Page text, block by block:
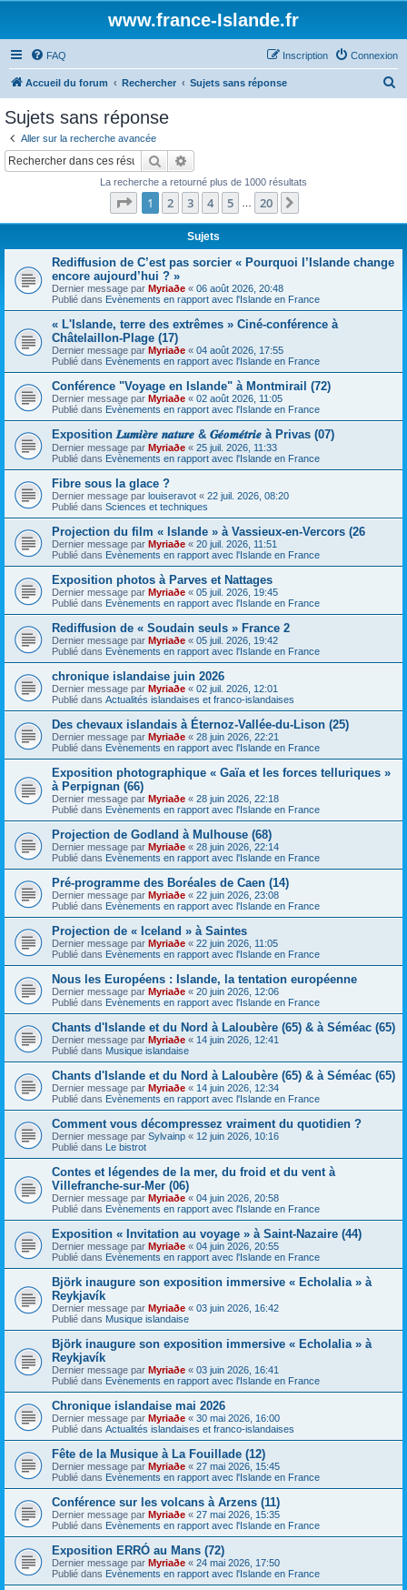
www.france-Islande.fr
FAQ Connexion
Inscription
Accueil du forum Rechercher Sujets sans réponse
Sujets sans réponse
Aller sur la recherche avancée
Rechercher
La recherche a retourné plus de 1000 résultats
Page 1sur20
1 2 3 4 5 20
Sujets
Rediffusion de C’est pas sorcier « Pourquoi l’Islande change
encore aujourd’hui ? »
Dernier message par Myriaðe « 06 août 2026, 20:48
Publié dans Evènements en rapport avec l'Islande en France
« L'Islande, terre des extrêmes » Ciné-conférence à
Châtelaillon-Plage (17)
Dernier message par Myriaðe « 04 août 2026, 17:55
Publié dans Evènements en rapport avec l'Islande en France
Conférence "Voyage en Islande" à Montmirail (72)
Dernier message par Myriaðe « 02 août 2026, 11:05
Publié dans Evènements en rapport avec l'Islande en France
Exposition 𝑳𝒖𝒎𝒊𝒆̀𝒓𝒆 𝒏𝒂𝒕𝒖𝒓𝒆 & 𝑮𝒆́𝒐𝒎𝒆́𝒕𝒓𝒊𝒆 à Privas (07)
Dernier message par Myriaðe « 25 juil. 2026, 11:33
Publié dans Evènements en rapport avec l'Islande en France
Fibre sous la glace ?
Dernier message par louiseravot « 22 juil. 2026, 08:20
Publié dans Sciences et techniques
Projection du film « Islande » à Vassieux-en-Vercors (26
Dernier message par Myriaðe « 20 juil. 2026, 11:51
Publié dans Evènements en rapport avec l'Islande en France
Exposition photos à Parves et Nattages
Dernier message par Myriaðe « 05 juil. 2026, 19:45
Publié dans Evènements en rapport avec l'Islande en France
Rediffusion de « Soudain seuls » France 2
Dernier message par Myriaðe « 05 juil. 2026, 19:42
Publié dans Evènements en rapport avec l'Islande en France
chronique islandaise juin 2026
Dernier message par Myriaðe « 02 juil. 2026, 12:01
Publié dans Actualités islandaises et franco-islandaises
Des chevaux islandais à Éternoz-Vallée-du-Lison (25)
Dernier message par Myriaðe « 28 juin 2026, 22:21
Publié dans Evènements en rapport avec l'Islande en France
Exposition photographique « Gaïa et les forces telluriques »
à Perpignan (66)
Dernier message par Myriaðe « 28 juin 2026, 22:18
Publié dans Evènements en rapport avec l'Islande en France
Projection de Godland à Mulhouse (68)
Dernier message par Myriaðe « 28 juin 2026, 22:14
Publié dans Evènements en rapport avec l'Islande en France
Pré-programme des Boréales de Caen (14)
Dernier message par Myriaðe « 22 juin 2026, 23:08
Publié dans Evènements en rapport avec l'Islande en France
Projection de « Iceland » à Saintes
Dernier message par Myriaðe « 22 juin 2026, 11:05
Publié dans Evènements en rapport avec l'Islande en France
Nous les Européens : Islande, la tentation européenne
Dernier message par Myriaðe « 20 juin 2026, 12:06
Publié dans Evènements en rapport avec l'Islande en France
Chants d'Islande et du Nord à Laloubère (65) & à Séméac (65)
Dernier message par Myriaðe « 14 juin 2026, 12:41
Publié dans Musique islandaise
Chants d'Islande et du Nord à Laloubère (65) & à Séméac (65)
Dernier message par Myriaðe « 14 juin 2026, 12:34
Publié dans Evènements en rapport avec l'Islande en France
Comment vous décompressez vraiment du quotidien ?
Dernier message par Sylvainp « 12 juin 2026, 10:16
Publié dans Le bistrot
Contes et légendes de la mer, du froid et du vent à
Villefranche-sur-Mer (06)
Dernier message par Myriaðe « 04 juin 2026, 20:58
Publié dans Evènements en rapport avec l'Islande en France
Exposition « Invitation au voyage » à Saint-Nazaire (44)
Dernier message par Myriaðe « 04 juin 2026, 20:55
Publié dans Evènements en rapport avec l'Islande en France
Björk inaugure son exposition immersive « Echolalia » à
Reykjavík
Dernier message par Myriaðe « 03 juin 2026, 16:42
Publié dans Musique islandaise
Björk inaugure son exposition immersive « Echolalia » à
Reykjavík
Dernier message par Myriaðe « 03 juin 2026, 16:41
Publié dans Evènements en rapport avec l'Islande en France
Chronique islandaise mai 2026
Dernier message par Myriaðe « 30 mai 2026, 16:00
Publié dans Actualités islandaises et franco-islandaises
Fête de la Musique à La Fouillade (12)
Dernier message par Myriaðe « 27 mai 2026, 15:45
Publié dans Evènements en rapport avec l'Islande en France
Conférence sur les volcans à Arzens (11)
Dernier message par Myriaðe « 27 mai 2026, 15:35
Publié dans Evènements en rapport avec l'Islande en France
Exposition ERRÓ au Mans (72)
Dernier message par Myriaðe « 24 mai 2026, 17:50
Publié dans Evènements en rapport avec l'Islande en France